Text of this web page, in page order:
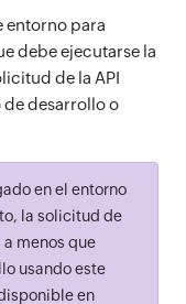
entorno para
debe ejecutarse la
de la API
de desarrollo o
en el entorno
la solicitud de
menos que
usando este
en